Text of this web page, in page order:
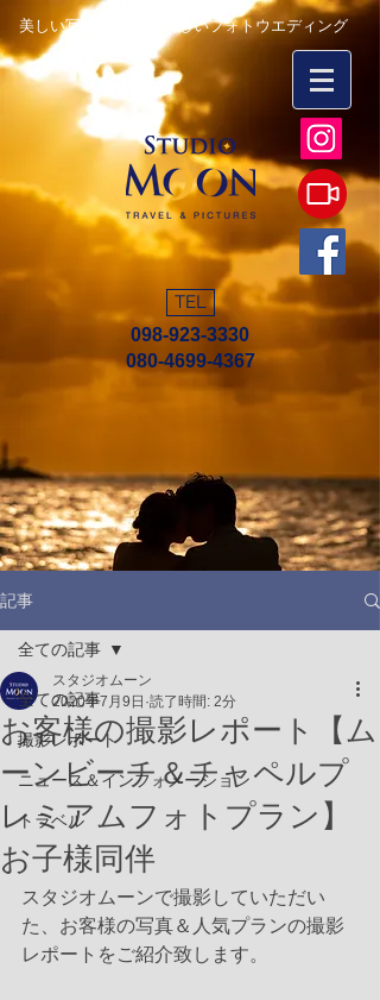
美しい写真を永遠に 楽しいフォトウエディング
TEL
098-923-3330
080-4699-4367
記事
全ての記事
撮影レポート
ニュース＆インフォメーション
トラベル
全ての記事
お客様の撮影レポート【ム
ーンビーチ＆チャペルプ
レミアムフォトプラン】
お子様同伴
スタジオムーン
2020年7月9日 読了時間: 2分
スタジオムーンで撮影していただい
た、お客様の写真＆人気プランの撮影
レポートをご紹介致します。